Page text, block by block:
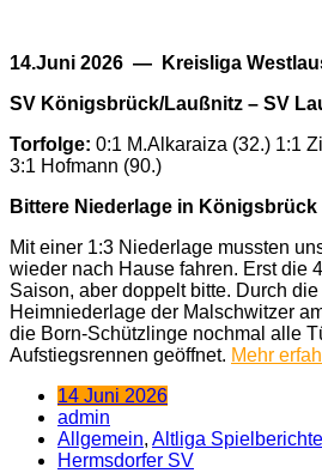
14.Juni 2026 — Kreisliga
SV Königsbrück/Laußnitz – SV
Torfolge: 0:1 M.Alkaraiza (32.) 1:1
3:1 Hofmann (90.)
Bittere Niederlage in Königsbrück
Mit einer 1:3 Niederlage mussten
wieder nach Hause fahren. Erst die
Saison, aber doppelt bitte. Durch
Heimniederlage der Malschwitzer
die Born-Schützlinge nochmal alle
Aufstiegsrennen geöffnet. Mehr
14 Juni 2026
admin
Allgemein, Altliga Spielberichte
Hermsdorfer SV